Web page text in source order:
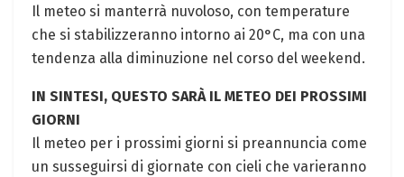
Il meteo si manterrà nuvoloso, con temperature
che si stabilizzeranno intorno ai 20°C, ma con una
tendenza alla diminuzione nel corso del weekend.
IN SINTESI, QUESTO SARÀ IL METEO DEI PROSSIMI
GIORNI
Il meteo per i prossimi giorni si preannuncia come
un susseguirsi di giornate con cieli che varieranno